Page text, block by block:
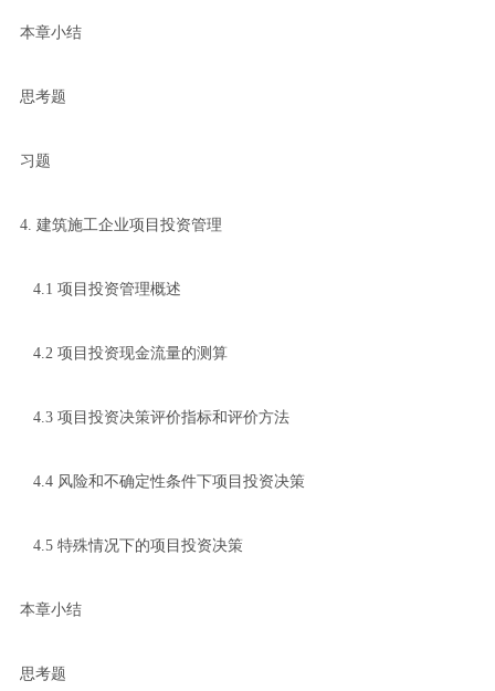
本章小结
思考题
习题
4. 建筑施工企业项目投资管理
4.1 项目投资管理概述
4.2 项目投资现金流量的测算
4.3 项目投资决策评价指标和评价方法
4.4 风险和不确定性条件下项目投资决策
4.5 特殊情况下的项目投资决策
本章小结
思考题